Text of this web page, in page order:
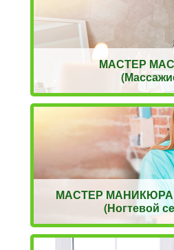
МАСТЕР
МАСТЕР
(Ногтевой